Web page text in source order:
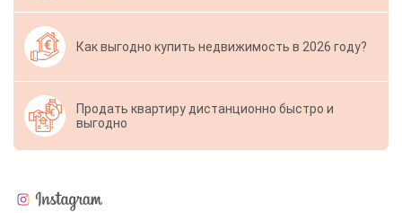
Как выгодно купить недвижимость в 2026 году?
Продать квартиру дистанционно быстро и
выгодно